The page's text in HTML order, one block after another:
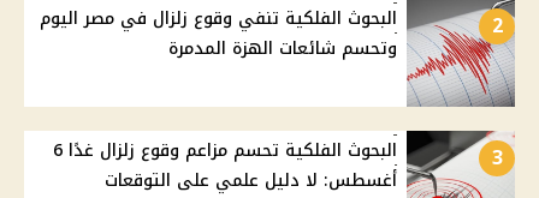
2
البحوث الفلكية تنفي وقوع زلزال في مصر اليوم
وتحسم شائعات الهزة المدمرة
3
البحوث الفلكية تحسم مزاعم وقوع زلزال غدًا 6
أغسطس: لا دليل علمي على التوقعات